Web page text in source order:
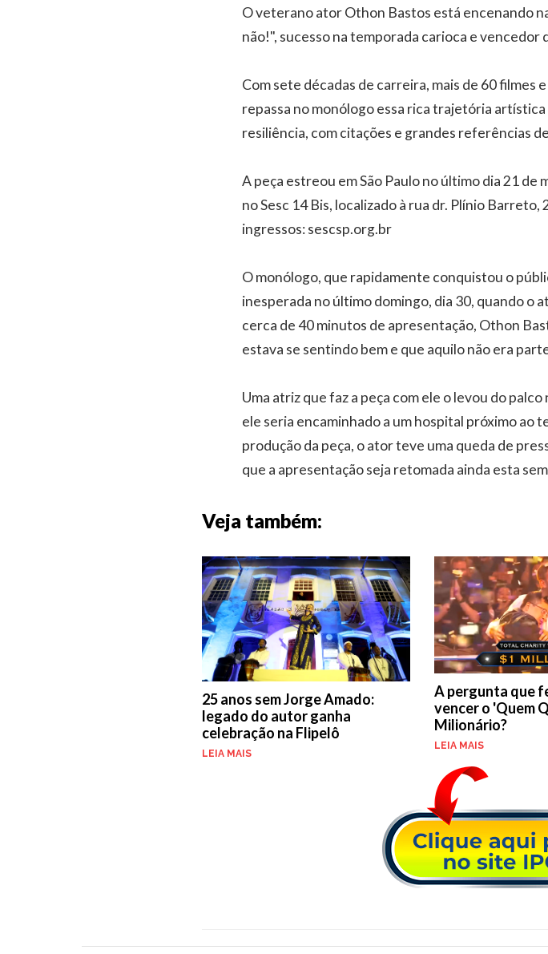
O veterano ator Othon Bastos está encenando
não!", sucesso na temporada carioca e vencedor
Com sete décadas de carreira, mais de 60 filmes
repassa no monólogo essa rica trajetória
resiliência, com citações e grandes referências
A peça estreou em São Paulo no último dia 21
no Sesc 14 Bis, localizado à rua dr. Plínio
ingressos: sescsp.org.br
O monólogo, que rapidamente conquistou o
inesperada no último domingo, dia 30, quando o
cerca de 40 minutos de apresentação, Othon
estava se sentindo bem e que aquilo não era
Uma atriz que faz a peça com ele o levou do
ele seria encaminhado a um hospital próximo ao
produção da peça, o ator teve uma queda de
que a apresentação seja retomada ainda esta
Veja também:
25 anos sem Jorge Amado:
legado do autor ganha
celebração na Flipelô
LEIA MAIS
A pergunta que
vencer o 'Quem
Milionário?
LEIA MAIS